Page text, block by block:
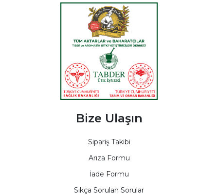
Bize Ulaşın
Sipariş Takibi
Arıza Formu
İade Formu
Sıkça Sorulan Sorular